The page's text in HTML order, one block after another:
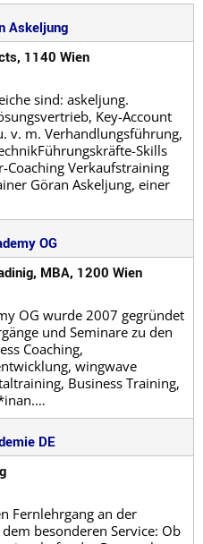
Askeljung
1140 Wien
sind: askeljung.
Key-Account
v. m. Verhandlungsführung,
Skills
Coaching Verkaufstraining
Göran Askeljung, einer
OG
MBA, 1200 Wien
OG wurde 2007 gegründet
und Seminare zu den
Coaching,
wingwave
Business Training,
DE
Fernlehrgang an der
besonderen Service: Ob